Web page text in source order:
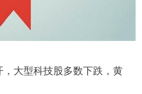
大型科技股多数下跌，黄